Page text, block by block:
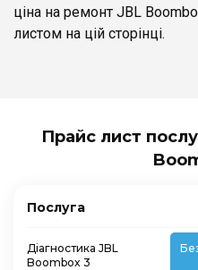
ціна на ремонт JBL
листом на цій сторінці.
Прайс лист
Послуга
Діагностика JBL
Boombox 3